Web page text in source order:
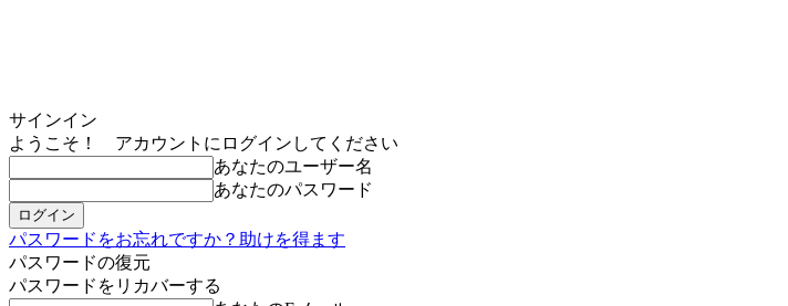
サインイン
ようこそ！ アカウントにログインしてください
あなたのユーザー名
あなたのパスワード
パスワードをお忘れですか？助けを得ます
パスワードの復元
パスワードをリカバーする